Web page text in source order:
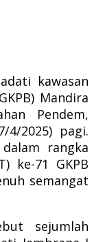
kawasan
Mandira
Pendem,
4/2025) pagi.
rangka
ke-71 GKPB
semangat
sejumlah